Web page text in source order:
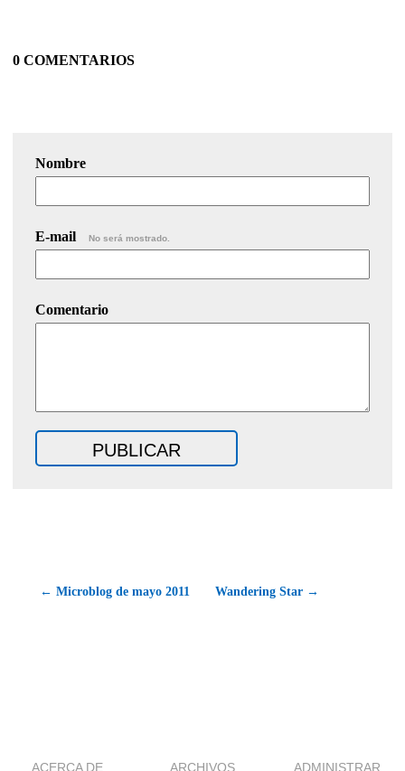
0 COMENTARIOS
Nombre
E-mail No será mostrado.
Comentario
← Microblog de mayo 2011 Wandering Star →
ACERCA DE ARCHIVOS ADMINISTRAR